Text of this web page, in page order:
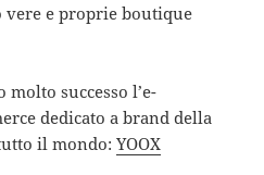
vere e proprie boutique
successo l’e-
dedicato a brand della
il mondo:YOOX